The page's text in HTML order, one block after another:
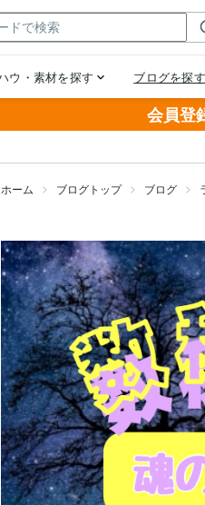
会員登
ホーム ブログトップ ブログ